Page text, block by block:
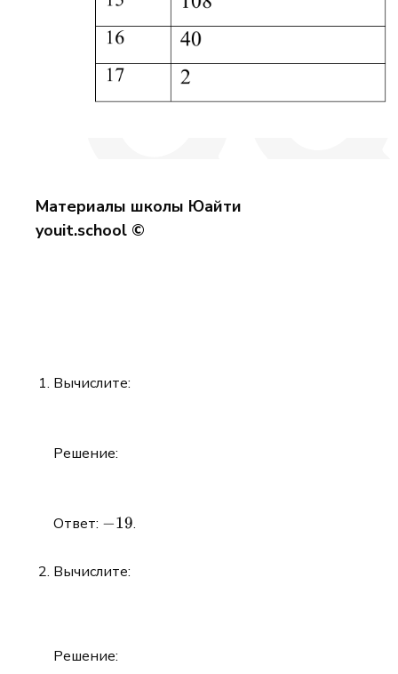
Материалы школы Юайти
youit.school ©
Вычислите:
Решение:
Ответ: -19
−19.
Вычислите:
Решение: